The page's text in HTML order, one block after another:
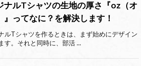
ナルTシャツの生地の厚さ『oz（オ
』ってなに？を解決します！
ルTシャツを作るときは、まず始めにデザイン
す。それと同時に、部活 ...